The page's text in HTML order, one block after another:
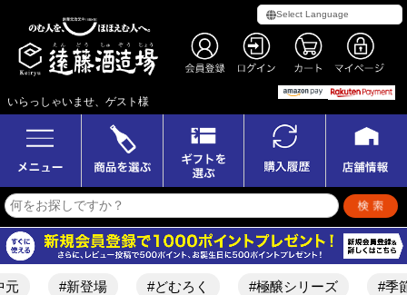
いらっしゃいませ、ゲスト様
#新登場 #どむろく #極醸シリーズ #季節限